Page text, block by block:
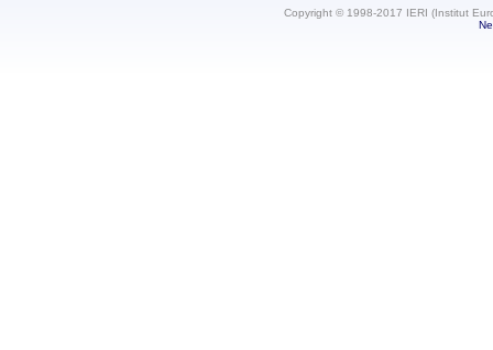
Copyright © 1998-2017 IERI (Institut